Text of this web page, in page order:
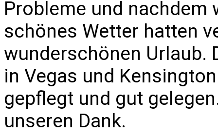
Probleme und nachdem
schönes Wetter hatten
wunderschönen Urlaub.
in Vegas und
gepflegt und gut
unseren Dank.